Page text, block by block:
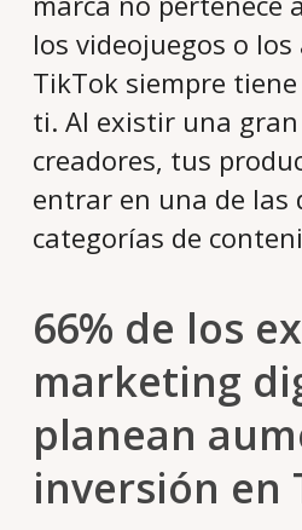
los videojuegos o
TikTok siempre
ti. Al existir una
creadores, tus
entrar en una de las
categorías de
66% de los
marketing
planean
inversión en